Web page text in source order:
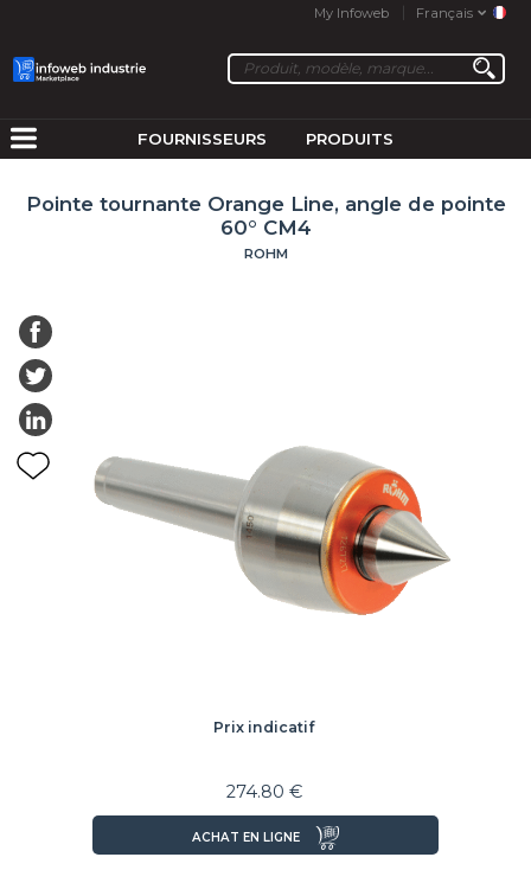
My Infoweb Français
FOURNISSEURS PRODUITS
Pointe tournante Orange Line, angle de pointe
60° CM4
ROHM
Prix indicatif
274.80 €
ACHAT EN LIGNE